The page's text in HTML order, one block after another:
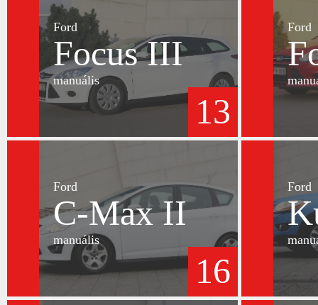
Ford
Focus III
manuális
13
Ford
Ford
C-Max II
manuális
16
Ford